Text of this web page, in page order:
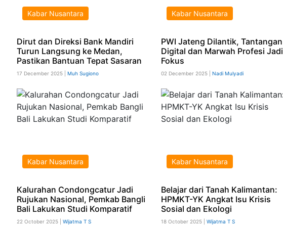
Kabar Nusantara
Dirut dan Direksi Bank Mandiri
Turun Langsung ke Medan,
Pastikan Bantuan Tepat Sasaran
17 December 2025 | Muh Sugiono
Kabar Nusantara
PWI Jateng Dilantik, Tantangan
Digital dan Marwah Profesi Jadi
Fokus
02 December 2025 | Nadi Mulyadi
Kabar Nusantara
Kalurahan Condongcatur Jadi
Rujukan Nasional, Pemkab Bangli
Bali Lakukan Studi Komparatif
22 October 2025 | Wijatma T S
Kabar Nusantara
Belajar dari Tanah Kalimantan:
HPMKT-YK Angkat Isu Krisis
Sosial dan Ekologi
18 October 2025 | Wijatma T S